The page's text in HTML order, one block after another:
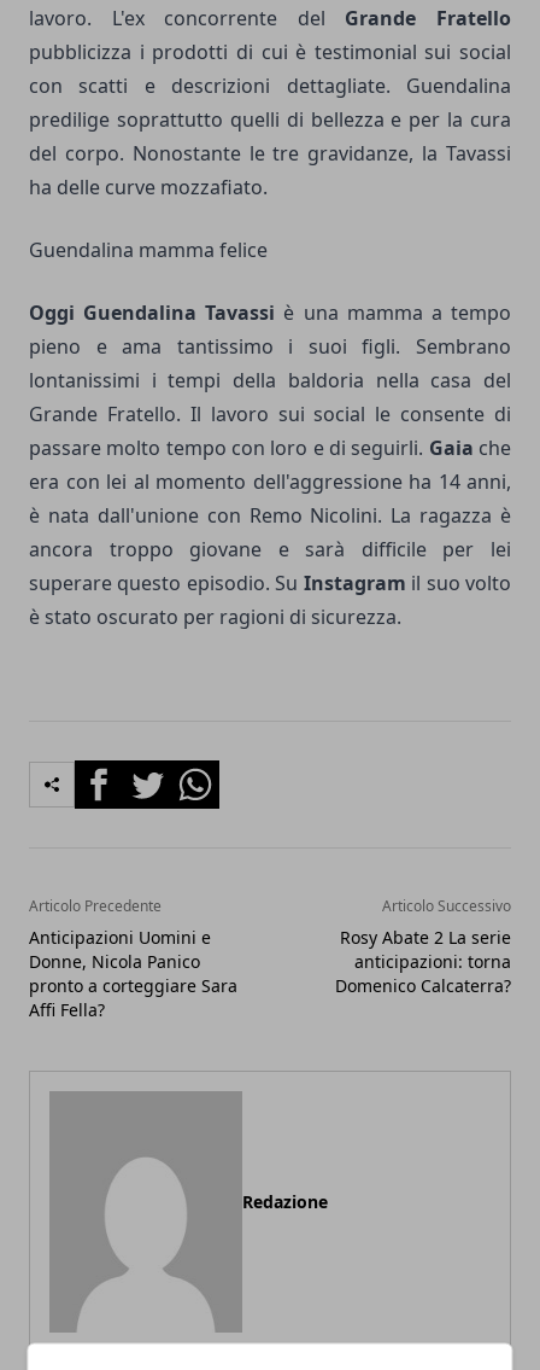
lavoro. L'ex concorrente del Grande Fratello
pubblicizza i prodotti di cui è testimonial sui social
con scatti e descrizioni dettagliate. Guendalina
predilige soprattutto quelli di bellezza e per la cura
del corpo. Nonostante le tre gravidanze, la Tavassi
ha delle curve mozzafiato.
Guendalina mamma felice
Oggi Guendalina Tavassi è una mamma a tempo
pieno e ama tantissimo i suoi figli. Sembrano
lontanissimi i tempi della baldoria nella casa del
Grande Fratello. Il lavoro sui social le consente di
passare molto tempo con loro e di seguirli. Gaia che
era con lei al momento dell'aggressione ha 14 anni,
è nata dall'unione con Remo Nicolini. La ragazza è
ancora troppo giovane e sarà difficile per lei
superare questo episodio. Su Instagram il suo volto
è stato oscurato per ragioni di sicurezza.
FacebookTwitterWhatsapp
Articolo Precedente
Anticipazioni Uomini e
Donne, Nicola Panico
pronto a corteggiare Sara
Affi Fella?
Articolo Successivo
Rosy Abate 2 La serie
anticipazioni: torna
Domenico Calcaterra?
Redazione